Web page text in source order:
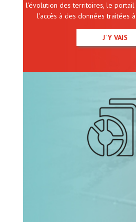
l’évolution des territoires, le
l'accès à des données traitées
J'Y VAIS